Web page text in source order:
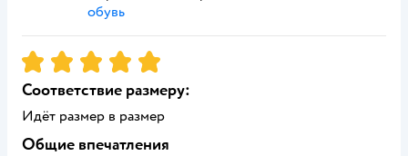
обувь
Рейтинг:5
Соответствие размеру:
Идёт размер в размер
Общие впечатления